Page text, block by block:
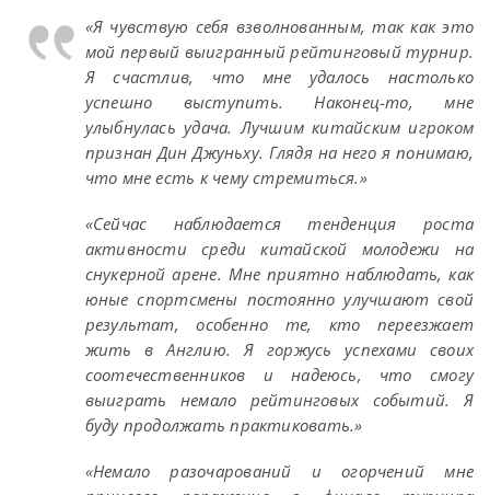
«Я чувствую себя взволнованным, так как это
мой первый выигранный рейтинговый турнир.
Я счастлив, что мне удалось настолько
успешно выступить. Наконец-то, мне
улыбнулась удача. Лучшим китайским игроком
признан Дин Джуньху. Глядя на него я понимаю,
что мне есть к чему стремиться.»
«Сейчас наблюдается тенденция роста
активности среди китайской молодежи на
снукерной арене. Мне приятно наблюдать, как
юные спортсмены постоянно улучшают свой
результат, особенно те, кто переезжает
жить в Англию. Я горжусь успехами своих
соотечественников и надеюсь, что смогу
выиграть немало рейтинговых событий. Я
буду продолжать практиковать.»
«Немало разочарований и огорчений мне